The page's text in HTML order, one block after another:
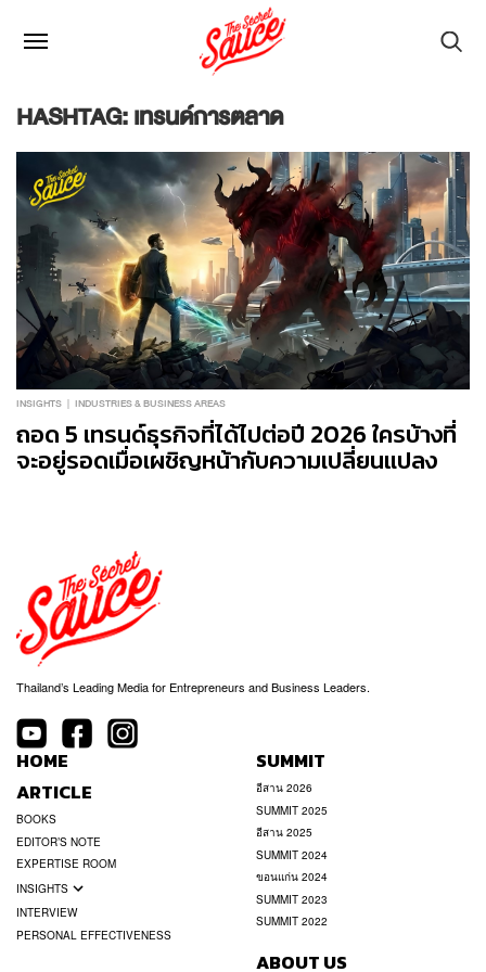
HASHTAG: เทรนด์การตลาด
INSIGHTS INDUSTRIES & BUSINESS AREAS
ถอด 5 เทรนด์ธุรกิจที่ได้ไปต่อปี 2026 ใครบ้างที่
จะอยู่รอดเมื่อเผชิญหน้ากับความเปลี่ยนแปลง
Thailand’s Leading Media for Entrepreneurs and Business Leaders.
HOME
ARTICLE
BOOKS
EDITOR’S NOTE
EXPERTISE ROOM
INSIGHTS
INTERVIEW
PERSONAL EFFECTIVENESS
SUMMIT
อีสาน 2026
SUMMIT 2025
อีสาน 2025
SUMMIT 2024
ขอนแก่น 2024
SUMMIT 2023
SUMMIT 2022
ABOUT US